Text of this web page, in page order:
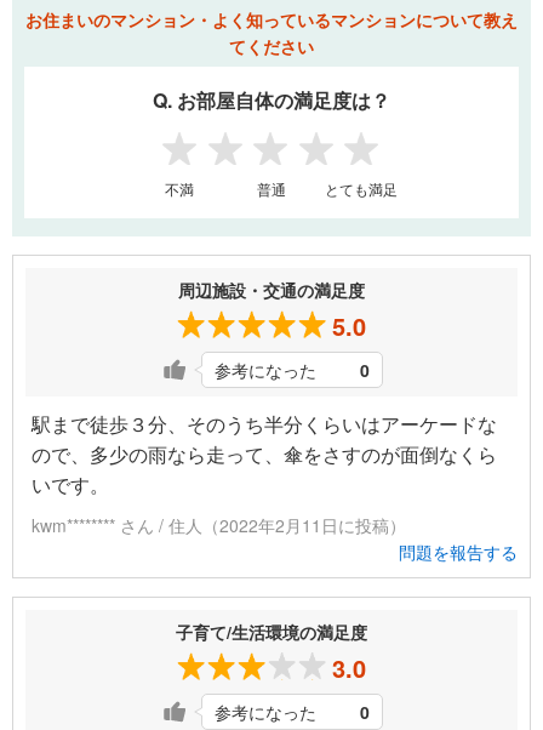
お住まいのマンション・よく知っているマンションについて教え
てください
Q. お部屋自体の満足度は？
1 2 3 4 5
不満 普通 とても満足
周辺施設・交通の満足度
5.0
参考になった 0
駅まで徒歩３分、そのうち半分くらいはアーケードな
ので、多少の雨なら走って、傘をさすのが面倒なくら
いです。
kwm******** さん / 住人（2022年2月11日に投稿）
問題を報告する
子育て/生活環境の満足度
3.0
参考になった 0